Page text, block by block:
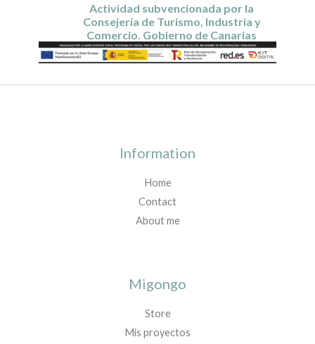
Actividad subvencionada por la
Consejería de Turismo, Industria y
Comercio. Gobierno de Canarias
Information
Home
Contact
About me
Migongo
Store
Mis proyectos